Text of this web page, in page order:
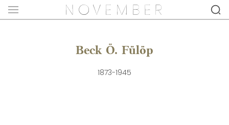
Beck Ö. Fülöp
1873-1945